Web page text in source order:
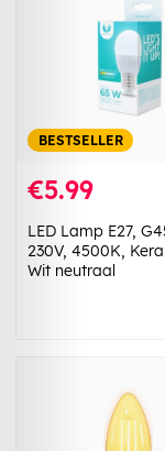
BESTSELLER
€5.99
LED Lamp E27,
230V, 4500K,
Wit neutraal